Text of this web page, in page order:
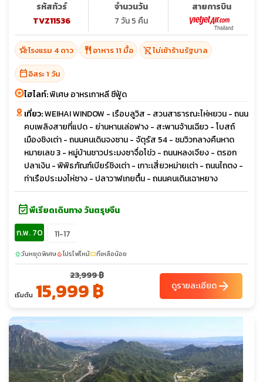
รหัสทัวร์
TVZ11536
จำนวนวัน
7 วัน 5 คืน
สายการบิน
hotel_classโรงแรม 4 ดาว restaurant อาหาร 11 มื้อ shopping_cart_offไม่เข้าร้านรัฐบาล
calendar_todayอิสระ 1 วัน
ไฮไลท์:พิเศษ อาหรเกาหลี ซีฟู้ด
เที่ยว:WEIHAI WINDOW - เรือบลูวิส - สวนสาธารณะไห่หยวน - ถนน
คบเพลิงสายที่แปด - ย่านหานเล่อฟาง - สะพานจ้านเฉียว - โบสถ์
เมืองชิงเต่า - ถนนคนเดินจงซาน - จัตุรัส 54 - ชมวิวกลางคืนหาด
หมายเลข 3 - หมู่บ้านชาวประมงซาจื่อโข่ว - ถนนหลงเจียง - ตรอก
ปลาเงิน - พิพิธภัณฑ์เบียร์ชิงเต่า - เกาะเสี่ยวหม่ายเต่า - ถนนไถตง -
ท่าเรือประมงไห่ซาง - ปลาวาฬเกยตื้น - ถนนคนเดินเฉาหยาง
event_availableพีเรียดเดินทาง วันตรุษจีน
ก.พ. 70
11-17
sunnyวันหยุดพิเศษlocal_fire_departmentโปรไฟไหม้confirmation_numberที่เหลือน้อย
เริ่มต้น
23,999 ฿
15,999 ฿ ดูรายละเอียดarrow_forward